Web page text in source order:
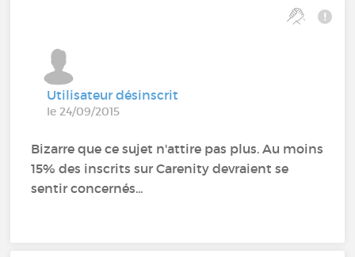
Utilisateur désinscrit
le 24/09/2015
Bizarre que ce sujet n'attire pas plus. Au moins
15% des inscrits sur Carenity devraient se
sentir concernés...